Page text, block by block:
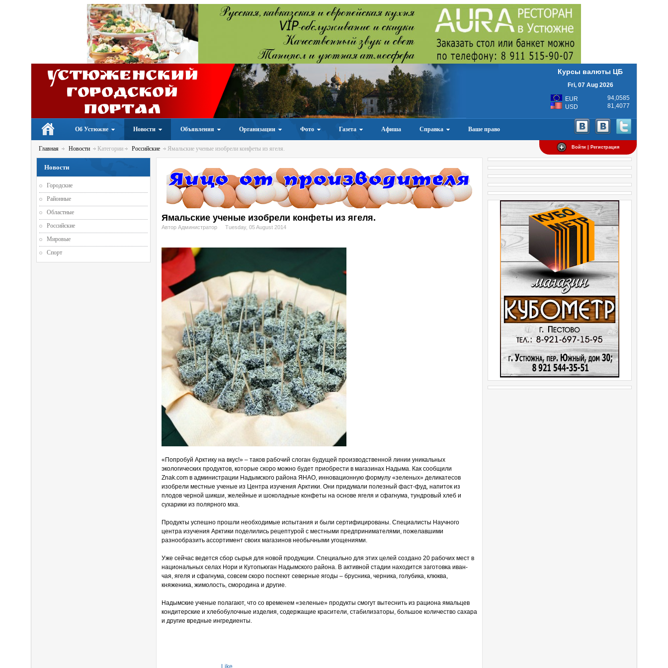
Устюженский
Городской
портал
Курсы валюты ЦБ
Fri, 07 Aug 2026
EUR
94,0585
USD
81,4077
Об Устюжне Новости Объявления Организации Фото Газета Афиша Справка Ваше право
Войти | Регистрация
Главная Новости Категории Российские Ямальские ученые изобрели конфеты из ягеля.
Ямальские ученые изобрели конфеты из ягеля.
Автор Администратор Tuesday, 05 August 2014
«Попробуй Арктику на вкус!» – таков рабочий слоган будущей производственной линии уникальных
экологических продуктов, которые скоро можно будет приобрести в магазинах Надыма. Как сообщили
Znak.com в администрации Надымского района ЯНАО, инновационную формулу «зеленых» деликатесов
изобрели местные ученые из Центра изучения Арктики. Они придумали полезный фаст-фуд, напиток из
плодов черной шикши, желейные и шоколадные конфеты на основе ягеля и сфагнума, тундровый хлеб и
сухарики из полярного мха.
Продукты успешно прошли необходимые испытания и были сертифицированы. Специалисты Научного
центра изучения Арктики поделились рецептурой с местными предпринимателями, пожелавшими
разнообразить ассортимент своих магазинов необычными угощениями.
Уже сейчас ведется сбор сырья для новой продукции. Специально для этих целей создано 20 рабочих мест в
национальных селах Нори и Кутопьюган Надымского района. В активной стадии находится заготовка иван-
чая, ягеля и сфагнума, совсем скоро поспеют северные ягоды – брусника, черника, голубика, клюква,
княженика, жимолость, смородина и другие.
Надымские ученые полагают, что со временем «зеленые» продукты смогут вытеснить из рациона ямальцев
кондитерские и хлебобулочные изделия, содержащие красители, стабилизаторы, большое количество сахара
и другие вредные ингредиенты.
Like
Новости
Городские
Районные
Областные
Российские
Мировые
Спорт